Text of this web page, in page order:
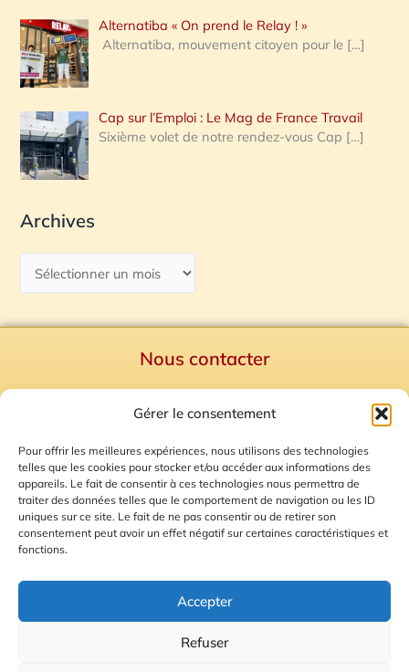
Gérer le consentement
Pour offrir les meilleures expériences, nous utilisons des technologies
telles que les cookies pour stocker et/ou accéder aux informations des
appareils. Le fait de consentir à ces technologies nous permettra de
traiter des données telles que le comportement de navigation ou les ID
uniques sur ce site. Le fait de ne pas consentir ou de retirer son
consentement peut avoir un effet négatif sur certaines caractéristiques et
fonctions.
Accepter
Refuser
Alternatiba « On prend le Relay ! »
Alternatiba, mouvement citoyen pour le […]
Cap sur l’Emploi : Le Mag de France Travail
Sixième volet de notre rendez-vous Cap […]
Archives
Nous contacter
Mentions Légales
Plan du site
Gestion des Cookies